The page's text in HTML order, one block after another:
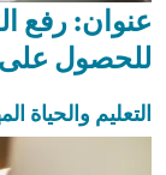
عنوان: رفع
للحصول على
التعليم والحياة